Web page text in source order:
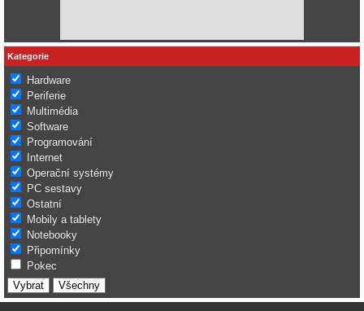
Kategorie
Hardware
Periferie
Multimédia
Software
Programování
Internet
Operační systémy
PC sestavy
Ostatní
Mobily a tablety
Notebooky
Připomínky
Pokec